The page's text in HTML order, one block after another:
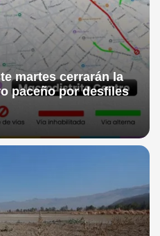
martes cerrarán la
paceño por desfiles